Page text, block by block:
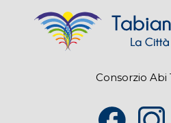
Consorzio Abi